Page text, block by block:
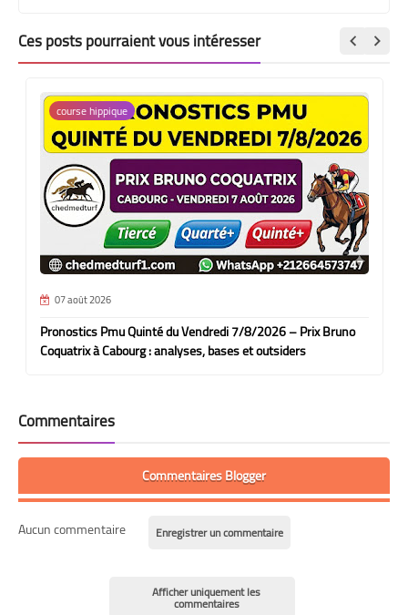
Ces posts pourraient vous intéresser
course hippique
07 août 2026
Pronostics Pmu Quinté du Vendredi 7/8/2026 – Prix Bruno
Coquatrix à Cabourg : analyses, bases et outsiders
Commentaires
Commentaires Blogger
Aucun commentaire Enregistrer un commentaire
Afficher uniquement les
commentaires